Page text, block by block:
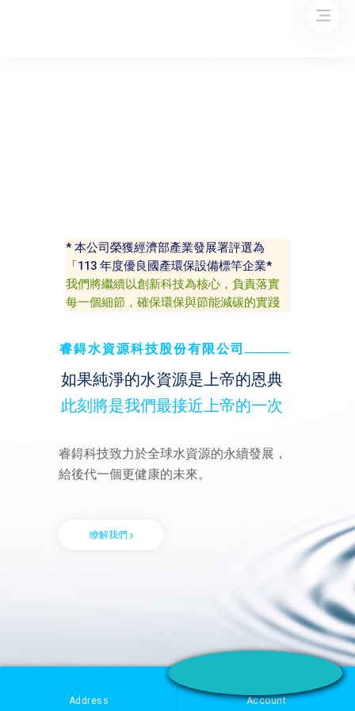
Address Account
* 本公司榮獲經濟部產業發展署評選為
「113 年度優良國產環保設備標竿企業*
我們將繼續以創新科技為核心，負責落實
每一個細節，確保環保與節能減碳的實踐
睿鍀科技致力於全球水資源的永續發展，
給後代一個更健康的未來。
如果純淨的水資源是上帝的恩典
此刻將是我們最接近上帝的一次
瞭解我們
睿鍀水資源科技股份有限公司